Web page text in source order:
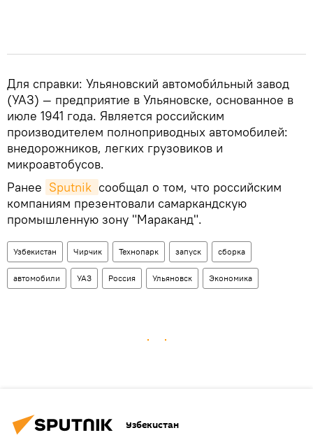
Для справки: Ульяновский автомоби́льный завод
(УАЗ) — предприятие в Ульяновске, основанное в
июле 1941 года. Является российским
производителем полноприводных автомобилей:
внедорожников, легких грузовиков и
микроавтобусов.
Ранее Sputnik сообщал о том, что российским
компаниям презентовали самаркандскую
промышленную зону "Мараканд".
Узбекистан Чирчик Технопарк запуск сборка
автомобили УАЗ Россия Ульяновск Экономика
Узбекистан